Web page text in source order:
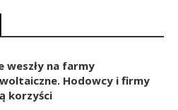
weszły na farmy
Hodowcy i firmy
korzyści